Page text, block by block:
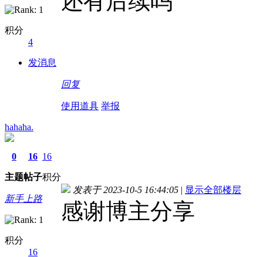
积分
4
发消息
回复
使用道具 举报
hahaha.
0
主题
16
帖子
16
积分
新手上路
积分
16
发表于 2023-10-5 16:44:05 | 显示全部楼层
感谢博主分享